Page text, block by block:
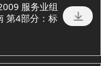
服务业组
第4部分：标